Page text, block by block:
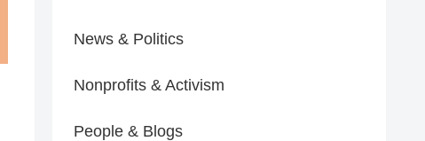
News & Politics
Nonprofits & Activism
People & Blogs